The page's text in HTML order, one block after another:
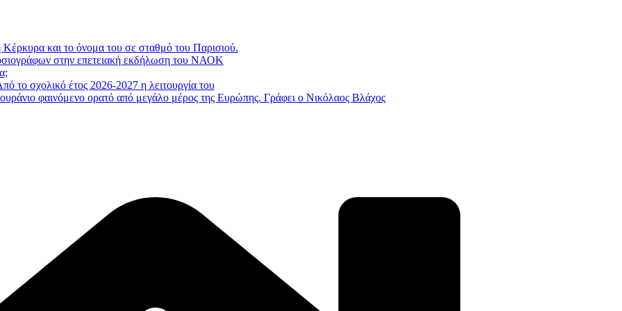
και το όνομα του σε σταθμό του Παρισιού.
στην επετειακή εκδήλωση του ΝΑΟΚ
το σχολικό έτος 2026-2027 η λειτουργία του
φαινόμενο ορατό από μεγάλο μέρος της Ευρώπης. Γράφει ο Νικόλαος Βλάχος